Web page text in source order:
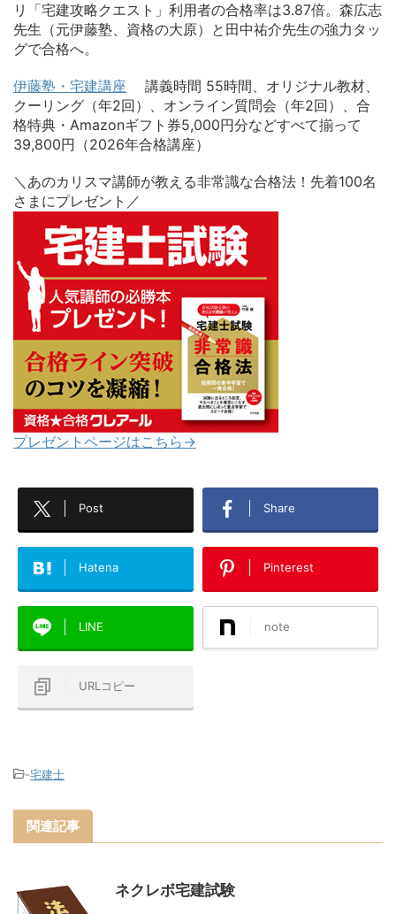
リ「宅建攻略クエスト」利用者の合格率は3.87倍。森広志
先生（元伊藤塾、資格の大原）と田中祐介先生の強力タッ
グで合格へ。
伊藤塾・宅建講座 講義時間 55時間、オリジナル教材、
クーリング（年2回）、オンライン質問会（年2回）、合
格特典・Amazonギフト券5,000円分などすべて揃って
39,800円（2026年合格講座）
＼あのカリスマ講師が教える非常識な合格法！先着100名
さまにプレゼント／
プレゼントページはこちら→
Post Share
Hatena Pinterest
LINE note
URLコピー
-宅建士
関連記事
ネクレボ宅建試験